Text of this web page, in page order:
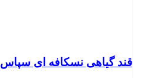
قند گیاهی نسکافه ای سپاس 300 گرم